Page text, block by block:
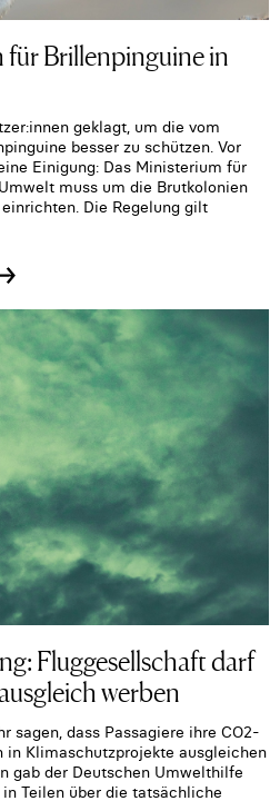
Brillenpinguine in
geklagt, um die vom
besser zu schützen. Vor
Einigung: Das Ministerium für
muss um die Brutkolonien
Die Regelung gilt
Fluggesellschaft darf
werben
sagen, dass Passagiere ihre CO2-
in Klimaschutzprojekte ausgleichen
gab der Deutschen Umwelthilfe
Teilen über die tatsächliche